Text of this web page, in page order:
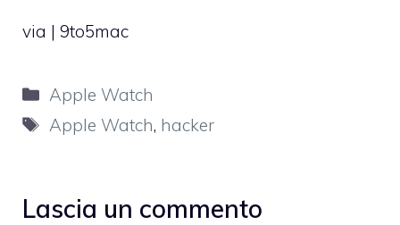
via | 9to5mac
Categorie
Apple Watch
Tag
Apple Watch, hacker
Lascia un commento